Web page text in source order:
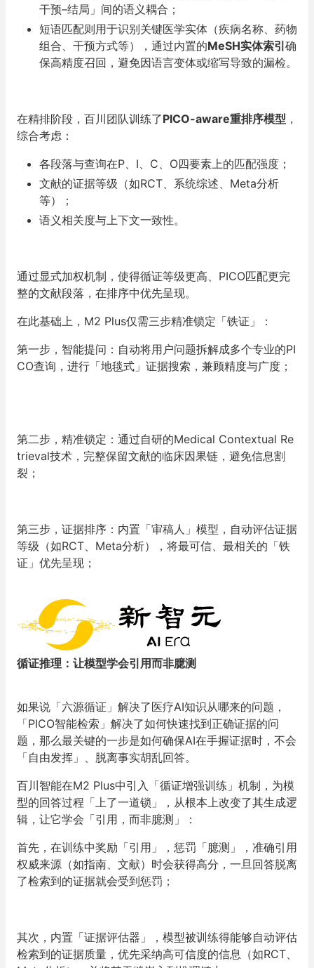
干预–结局」间的语义耦合；
短语匹配则用于识别关键医学实体（疾病名称、药物
组合、干预方式等），通过内置的MeSH实体索引确
保高精度召回，避免因语言变体或缩写导致的漏检。
在精排阶段，百川团队训练了PICO-aware重排序模型 ，
综合考虑：
各段落与查询在P、I、C、O四要素上的匹配强度；
文献的证据等级（如RCT、系统综述、Meta分析
等）；
语义相关度与上下文一致性。
通过显式加权机制，使得循证等级更高、PICO匹配更完
整的文献段落，在排序中优先呈现。
在此基础上，M2 Plus仅需三步精准锁定「铁证」：
第一步，智能提问：自动将用户问题拆解成多个专业的PI
CO查询，进行「地毯式」证据搜索，兼顾精度与广度；
第二步，精准锁定：通过自研的Medical Contextual Re
trieval技术，完整保留文献的临床因果链，避免信息割
裂；
第三步，证据排序：内置「审稿人」模型，自动评估证据
等级（如RCT、Meta分析），将最可信、最相关的「铁
证」优先呈现；
循证推理：让模型学会引用而非臆测
如果说「六源循证」解决了医疗AI知识从哪来的问题，
「PICO智能检索」解决了如何快速找到正确证据的问
题，那么最关键的一步是如何确保AI在手握证据时，不会
「自由发挥」、脱离事实胡乱回答。
百川智能在M2 Plus中引入「循证增强训练」机制，为模
型的回答过程「上了一道锁」，从根本上改变了其生成逻
辑，让它学会「引用，而非臆测」：
首先，在训练中奖励「引用」，惩罚「臆测」，准确引用
权威来源（如指南、文献）时会获得高分，一旦回答脱离
了检索到的证据就会受到惩罚；
其次，内置「证据评估器」，模型被训练得能够自动评估
检索到的证据质量，优先采纳高可信度的信息（如RCT、